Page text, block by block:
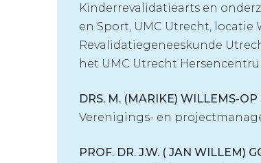
Kinderrevalidatiearts en
en Sport, UMC Utrecht, locatie
Revalidatiegeneeskunde
het UMC Utrecht
DRS. M. (MARIKE) WILLEMS-OP
Verenigings- en
PROF. DR. J.W. ( JAN WILLEM)